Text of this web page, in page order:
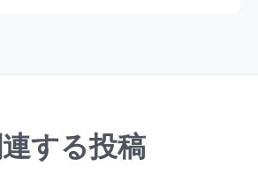
する投稿